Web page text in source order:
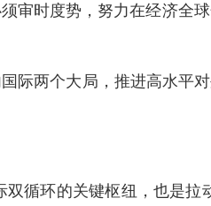
审时度势，努力在经济全球
际两个大局，推进高水平
循环的关键枢纽，也是拉